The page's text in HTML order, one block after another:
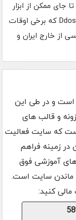
جای ممکن از ابزار
های پروکسی استفاده نکنید.(به دلیل حملات Ddos که برخی اوقات
از خارج ایران و
است و در طی این
و قالب های
است که سایت فعالیت
در زمینه فراهم
های آموزشی فوق
ماندن سایت است.
کنید: